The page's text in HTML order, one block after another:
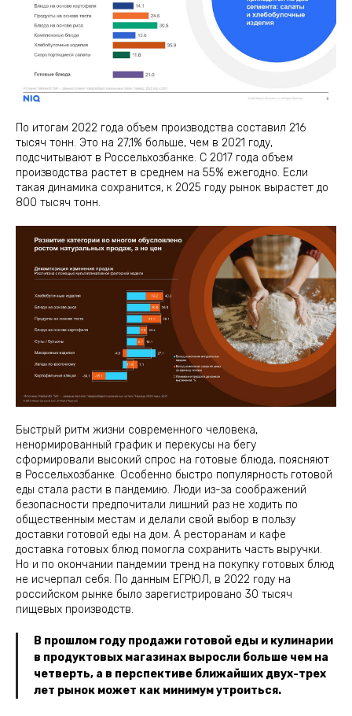
По итогам 2022 года объем производства составил 216
тысяч тонн. Это на 27,1% больше, чем в 2021 году,
подсчитывают в Россельхозбанке. С 2017 года объем
производства растет в среднем на 55% ежегодно. Если
такая динамика сохранится, к 2025 году рынок вырастет до
800 тысяч тонн.
Быстрый ритм жизни современного человека,
ненормированный график и перекусы на бегу
сформировали высокий спрос на готовые блюда, поясняют
в Россельхозбанке. Особенно быстро популярность готовой
еды стала расти в пандемию. Люди из-за соображений
безопасности предпочитали лишний раз не ходить по
общественным местам и делали свой выбор в пользу
доставки готовой еды на дом. А ресторанам и кафе
доставка готовых блюд помогла сохранить часть выручки.
Но и по окончании пандемии тренд на покупку готовых блюд
не исчерпал себя. По данным ЕГРЮЛ, в 2022 году на
российском рынке было зарегистрировано 30 тысяч
пищевых производств.
В прошлом году продажи готовой еды и кулинарии
в продуктовых магазинах выросли больше чем на
четверть, а в перспективе ближайших двух-трех
лет рынок может как минимум утроиться.